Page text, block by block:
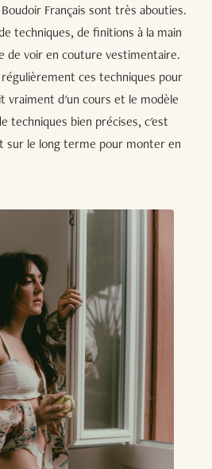
Français sont très abouties.
techniques, de finitions à la main
de voir en couture vestimentaire.
ces techniques pour
vraiment d'un cours et le modèle
techniques bien précises, c'est
sur le long terme pour monter en